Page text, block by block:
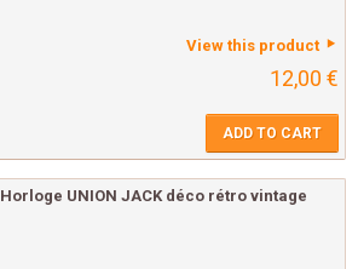
View this product
12,00 €
ADD TO CART
Horloge UNION JACK déco rétro vintage